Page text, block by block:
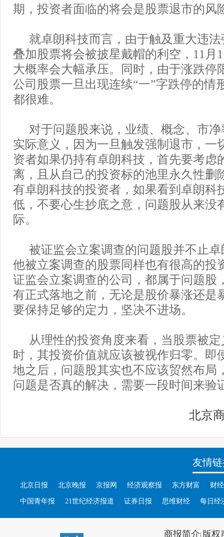
期，投资者面临的将会是股票退市的风
就卓朗科技而言，由于触及重大违
叠加股票将会被披星戴帽的利空，11月
大概率会大幅承压。同时，由于涨跌停
公司股票一旦出现连续“一”字跌停的情
都很难。
对于问题股来说，业绩、概念、市
实际意义，因为一旦触发强制退市，一
资者如果仍持有卓朗科技，首先要考虑
离，且从自己的投资标的池里永久性删
有卓朗科技的投资者，如果看到卓朗科
低，不要心生抄底之意，问题股从来没
际。
被证监会立案调查的问题股并不止
他被立案调查的股票同样也有很高的投
证监会立案调查的公司，都属于问题股
有正式落地之前，无论是股价暴涨还是
要保持足够的定力，坚决不进场。
从理性的投资角度来看，当股票被
时，其投资价值就应该被视作归零。即
地之后，问题股其实也不应该贸然布局
问题是否真的解决，需要一段时间来验
北京
友情
北京日报 北京晚报 京报网 经济观察报 东方财富 财
中国青年报 21世纪经济报道 证券日报 思维财经 每日经
商报简介| 版权